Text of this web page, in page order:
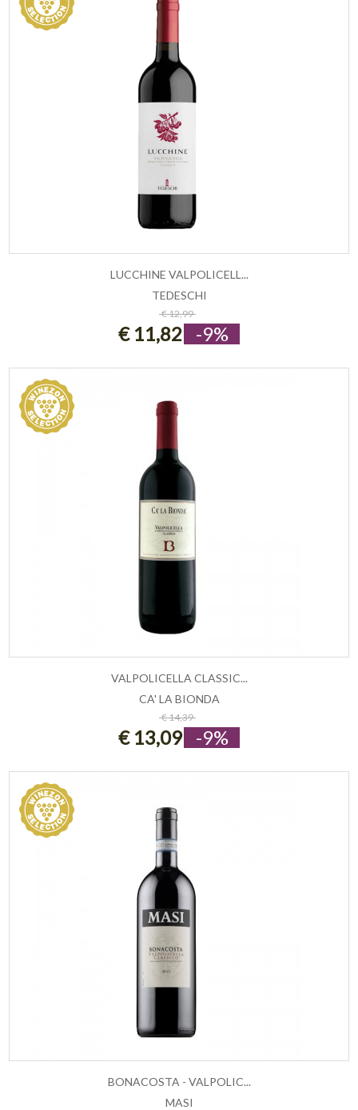
ESAURITO
LUCCHINE VALPOLICELL...
TEDESCHI
€ 12,99
€ 11,82 -9%
ESAURITO
VALPOLICELLA CLASSIC...
CA' LA BIONDA
€ 14,39
€ 13,09 -9%
BONACOSTA - VALPOLIC...
MASI